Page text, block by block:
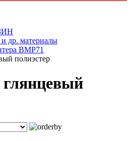
др. материалы
BMP71
полиэстер